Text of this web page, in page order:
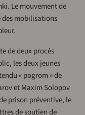
Le mouvement de
des mobilisations
de deux procès
les deux jeunes
« pogrom » de
et Maxim Solopov
prison préventive, le
de soutien de